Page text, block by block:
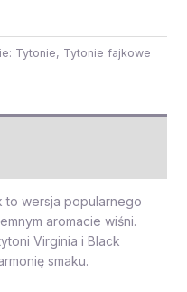
Tytonie, Tytonie fajkowe
to wersja popularnego
aromacie wiśni.
Virginia i Black
smaku.